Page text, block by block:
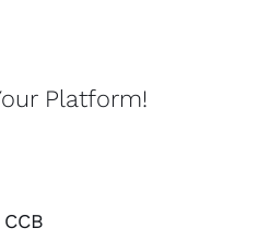
LA
CROISÉE
Platform!